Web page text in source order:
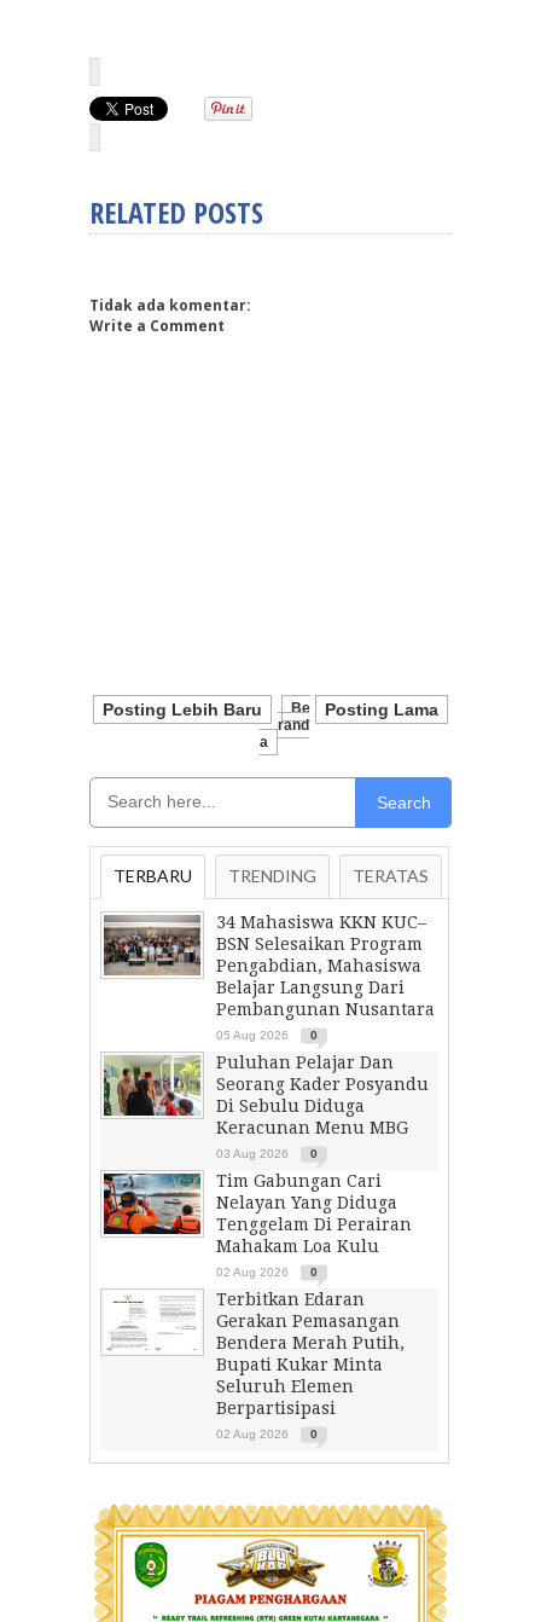
RELATED POSTS
Tidak ada komentar:
Write a Comment
Posting Lebih Baru Posting Lama
Be
Rand
A
Search
TERBARU TRENDING TERATAS
34 Mahasiswa KKN KUC–
BSN Selesaikan Program
Pengabdian, Mahasiswa
Belajar Langsung Dari
Pembangunan Nusantara
05 Aug 2026 0
Puluhan Pelajar Dan
Seorang Kader Posyandu
Di Sebulu Diduga
Keracunan Menu MBG
03 Aug 2026 0
Tim Gabungan Cari
Nelayan Yang Diduga
Tenggelam Di Perairan
Mahakam Loa Kulu
02 Aug 2026 0
Terbitkan Edaran
Gerakan Pemasangan
Bendera Merah Putih,
Bupati Kukar Minta
Seluruh Elemen
Berpartisipasi
02 Aug 2026 0